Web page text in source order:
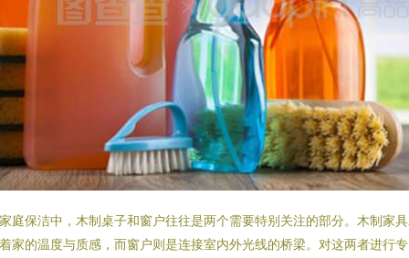
庭保洁中，木制桌子和窗户往往是两个需要特别关注的部分。木制家
家的温度与质感，而窗户则是连接室内外光线的桥梁。对这两者进行专